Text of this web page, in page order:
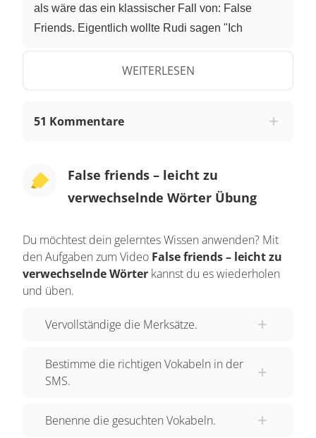
als wäre das ein klassischer Fall von: False
Friends. Eigentlich wollte Rudi sagen "Ich
Obwohl es sich fast gleich anhört, heißt
"bekommen" auf Englisch nicht "to become".
sich wünschen müssen "I wish to get a classic
gibt es so einige "false friends", falsche Freunde,
die dir beim Englisch lernen den Kopf verdrehen
gleich klingen, aber eine andere Bedeutung
haben. Wie würdest du zum Beispiel den Satz
"Ich kenne viele Filme" übersetzen? Es hört sich
nicht "I can". Denn das bedeutet "Ich kann".
Denn "Ich kenne" wird mit "I know" übersetzt.
Auch der Satz "Ich will Eiscreme!" beinhaltet
Englischen nämlich nicht nur ähnlich
WEITERLESEN
51 Kommentare
False friends – leicht zu
verwechselnde Wörter Übung
Du möchtest dein gelerntes Wissen anwenden? Mit
den Aufgaben zum Video False friends – leicht zu
verwechselnde Wörter kannst du es wiederholen
und üben.
Vervollständige die Merksätze.
Bestimme die richtigen Vokabeln in der
SMS.
Benenne die gesuchten Vokabeln.